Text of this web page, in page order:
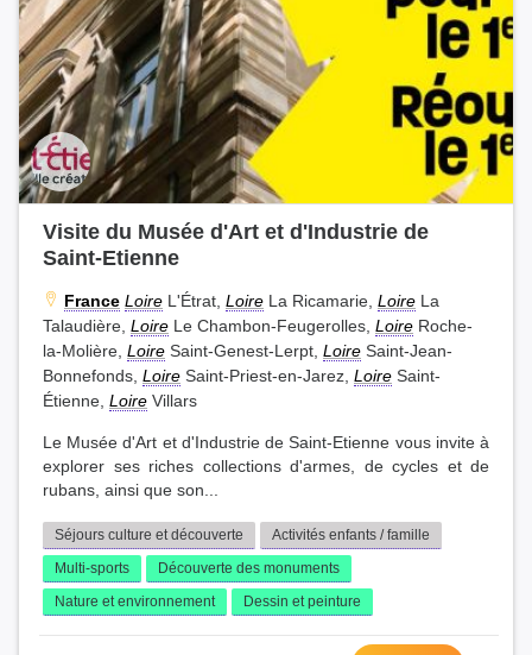
Visite du Musée d'Art et d'Industrie de
Saint-Etienne
France Loire L'Étrat, Loire La Ricamarie, Loire La
Talaudière, Loire Le Chambon-Feugerolles, Loire Roche-
la-Molière, Loire Saint-Genest-Lerpt, Loire Saint-Jean-
Bonnefonds, Loire Saint-Priest-en-Jarez, Loire Saint-
Étienne, Loire Villars
Le Musée d'Art et d'Industrie de Saint-Etienne vous invite à
explorer ses riches collections d'armes, de cycles et de
rubans, ainsi que son...
Séjours culture et découverte
Activités enfants / famille
Multi-sports
Découverte des monuments
Nature et environnement
Dessin et peinture